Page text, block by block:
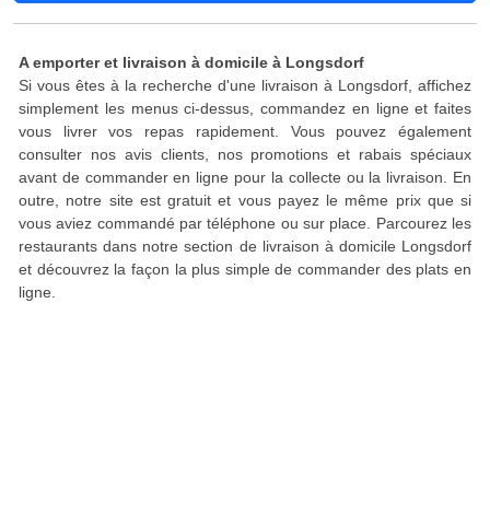
A emporter et livraison à domicile à Longsdorf
Si vous êtes à la recherche d'une livraison à Longsdorf, affichez
simplement les menus ci-dessus, commandez en ligne et faites
vous livrer vos repas rapidement. Vous pouvez également
consulter nos avis clients, nos promotions et rabais spéciaux
avant de commander en ligne pour la collecte ou la livraison. En
outre, notre site est gratuit et vous payez le même prix que si
vous aviez commandé par téléphone ou sur place. Parcourez les
restaurants dans notre section de livraison à domicile Longsdorf
et découvrez la façon la plus simple de commander des plats en
ligne.